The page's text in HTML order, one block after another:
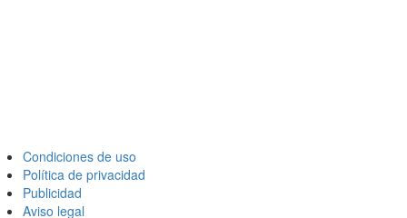
Condiciones de uso
Política de privacidad
Publicidad
Aviso legal